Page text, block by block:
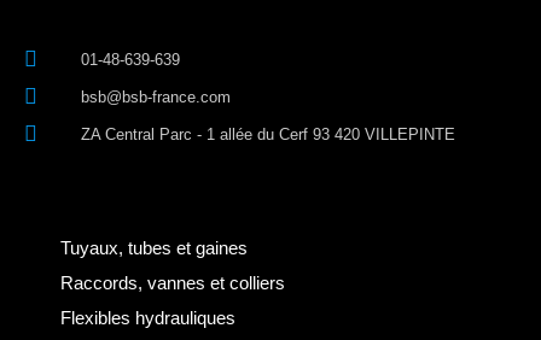
01-48-639-639
bsb@bsb-france.com
ZA Central Parc - 1 allée du Cerf 93 420 VILLEPINTE
Tuyaux, tubes et gaines
Raccords, vannes et colliers
Flexibles hydrauliques